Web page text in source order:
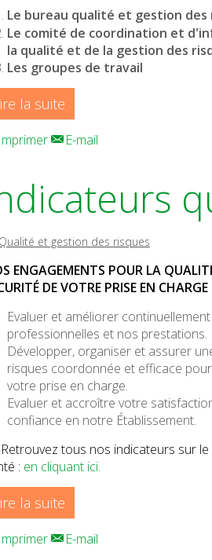
Le bureau qualité et gestion des
Le comité de coordination et
la qualité et de la gestion des
Les groupes de travail
la suite
E-mail
Qualité et gestion des risques
ENGAGEMENTS POUR LA
DE VOTRE PRISE EN CHARGE
Evaluer et améliorer
professionnelles et nos prestations.
Développer, organiser et assurer
risques coordonnée et efficace
votre prise en charge.
Evaluer et accroître votre
confiance en notre Établissement.
tous nos indicateurs sur le
: en cliquant ici.
la suite
E-mail